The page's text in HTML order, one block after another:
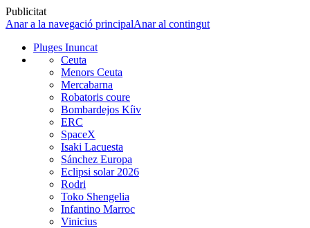
Publicitat
Anar a la navegació principalAnar al contingut
Pluges Inuncat
Ceuta
Menors Ceuta
Mercabarna
Robatoris coure
Bombardejos Kíiv
ERC
SpaceX
Isaki Lacuesta
Sánchez Europa
Eclipsi solar 2026
Rodri
Toko Shengelia
Infantino Marroc
Vinicius